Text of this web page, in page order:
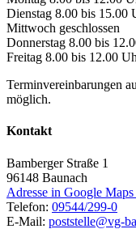
Dienstag 8.00 bis 15.00
Mittwoch geschlossen
Donnerstag 8.00 bis
Freitag 8.00 bis 12.00
Terminvereinbarungen
möglich.
Kontakt
Bamberger Straße 1
96148 Baunach
Adresse in Google Maps
Telefon: 09544/299-0
E-Mail: poststelle@vg-